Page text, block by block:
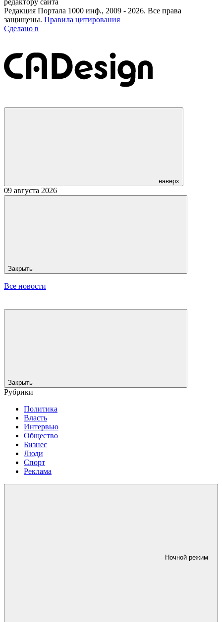
Редакция Портала 1000 инф., 2009 - 2026. Все права
защищены. Правила цитирования
Сделано в
наверх
09 августа 2026
Закрыть
Все новости
Закрыть
Рубрики
Политика
Власть
Интервью
Общество
Бизнес
Люди
Спорт
Реклама
Ночной режим